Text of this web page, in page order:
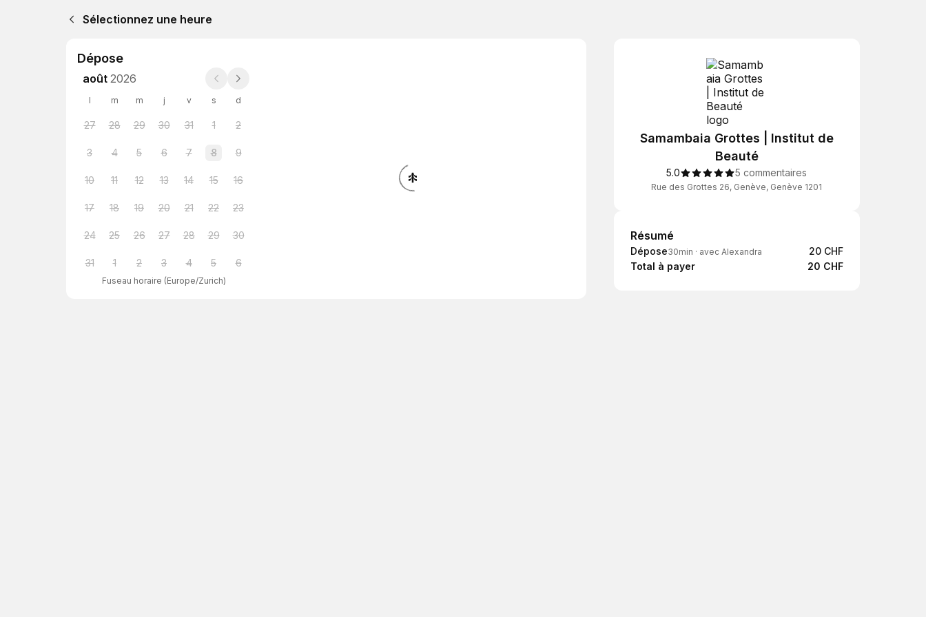
Sélectionnez une heure
Dépose
août 2026
l m m j v s d
27 28 29 30 31 1 2
3 4 5 6 7 8 9
10 11 12 13 14 15 16
17 18 19 20 21 22 23
24 25 26 27 28 29 30
31 1 2 3 4 5 6
Fuseau horaire (Europe/Zurich)
Samambaia Grottes | Institut de
Beauté
5.0 5 commentaires
Rue des Grottes 26, Genève, Genève 1201
Résumé
Résumé
Dépose30min · avec Alexandra
20 CHF
Total à payer
20 CHF